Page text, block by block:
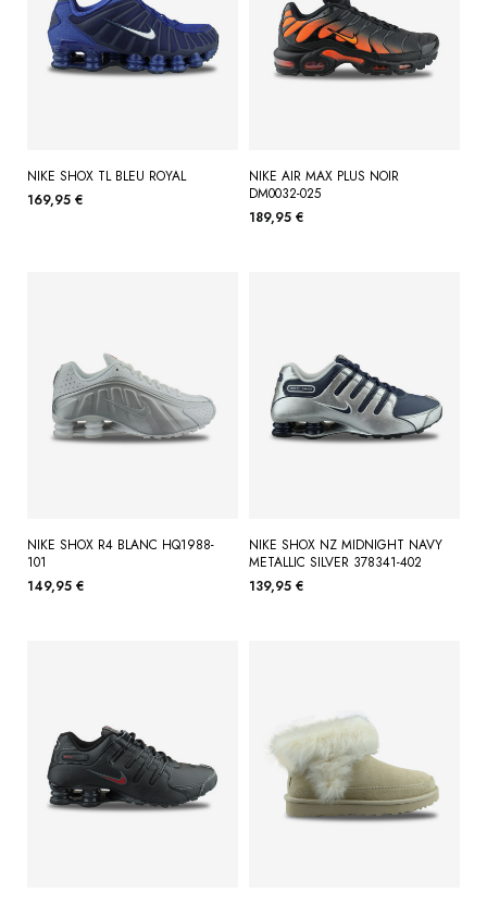
NIKE SHOX TL BLEU ROYAL
169,95 €
NIKE AIR MAX PLUS NOIR
DM0032-025
189,95 €
NIKE SHOX R4 BLANC HQ1988-
101
149,95 €
NIKE SHOX NZ MIDNIGHT NAVY
METALLIC SILVER 378341-402
139,95 €